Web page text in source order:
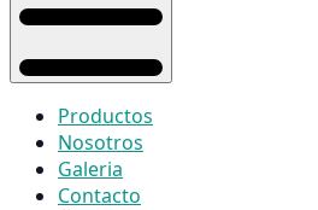
Productos
Nosotros
Galeria
Contacto